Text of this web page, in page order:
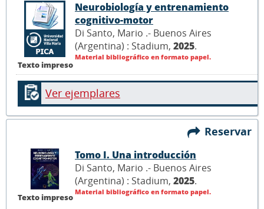
Texto impreso
Neurobiología y entrenamiento
cognitivo-motor
Di Santo, Mario .- Buenos Aires
(Argentina) : Stadium, 2025.
Material bibliográfico en formato papel.
Ver ejemplares
Reservar
Texto impreso
Tomo I. Una introducción
Di Santo, Mario .- Buenos Aires
(Argentina) : Stadium, 2025.
Material bibliográfico en formato papel.